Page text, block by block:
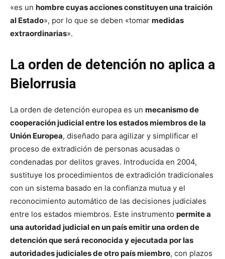
«es un hombre cuyas acciones constituyen una traición
al Estado», por lo que se deben «tomar medidas
extraordinarias».
La orden de detención no aplica a
Bielorrusia
La orden de detención europea es un mecanismo de
cooperación judicial entre los estados miembros de la
Unión Europea, diseñado para agilizar y simplificar el
proceso de extradición de personas acusadas o
condenadas por delitos graves. Introducida en 2004,
sustituye los procedimientos de extradición tradicionales
con un sistema basado en la confianza mutua y el
reconocimiento automático de las decisiones judiciales
entre los estados miembros. Este instrumento permite a
una autoridad judicial en un país emitir una orden de
detención que será reconocida y ejecutada por las
autoridades judiciales de otro país miembro, con plazos